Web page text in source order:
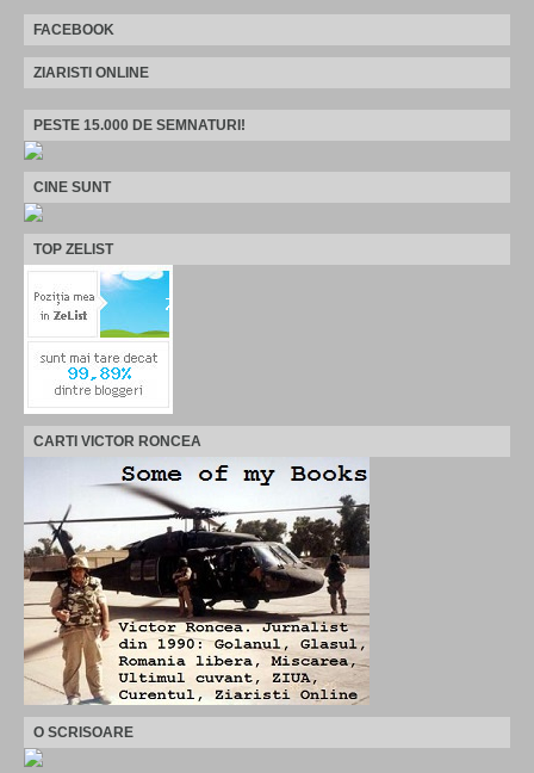
FACEBOOK
ZIARISTI ONLINE
PESTE 15.000 DE SEMNATURI!
CINE SUNT
TOP ZELIST
CARTI VICTOR RONCEA
O SCRISOARE